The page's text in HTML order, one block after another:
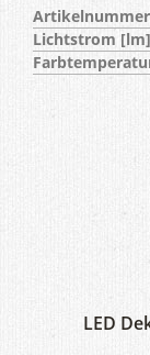
Artikelnummer
Lichtstrom [lm]
LED